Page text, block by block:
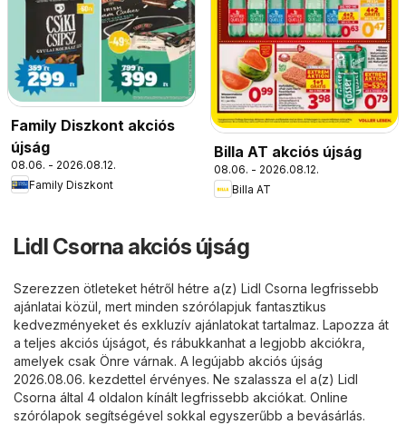
Family Diszkont akciós
újság
08.06. - 2026.08.12.
Family Diszkont
Billa AT akciós újság
08.06. - 2026.08.12.
Billa AT
Lidl Csorna akciós újság
Szerezzen ötleteket hétről hétre a(z) Lidl Csorna legfrissebb
ajánlatai közül, mert minden szórólapjuk fantasztikus
kedvezményeket és exkluzív ajánlatokat tartalmaz. Lapozza át
a teljes akciós újságot, és rábukkanhat a legjobb akciókra,
amelyek csak Önre várnak. A legújabb akciós újság
2026.08.06. kezdettel érvényes. Ne szalassza el a(z) Lidl
Csorna által 4 oldalon kínált legfrissebb akciókat. Online
szórólapok segítségével sokkal egyszerűbb a bevásárlás.